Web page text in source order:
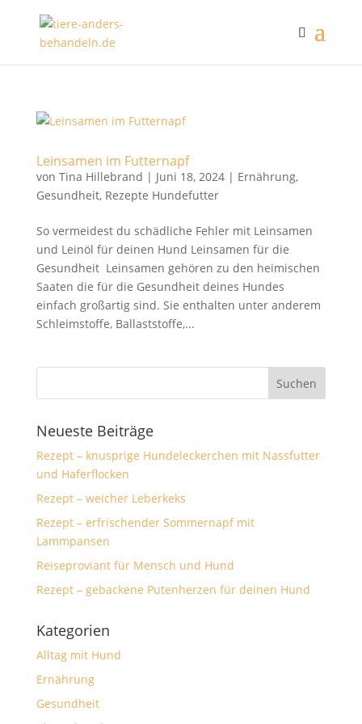
Leinsamen im Futternapf
von Tina Hillebrand | Juni 18, 2024| Ernährung,
Gesundheit, Rezepte Hundefutter
So vermeidest du schädliche Fehler mit Leinsamen
und Leinöl für deinen Hund Leinsamen für die
Gesundheit Leinsamen gehören zu den heimischen
Saaten die für die Gesundheit deines Hundes
einfach großartig sind. Sie enthalten unter anderem
Schleimstoffe, Ballaststoffe,...
Neueste Beiträge
Rezept – knusprige Hundeleckerchen mit Nassfutter
und Haferflocken
Rezept – weicher Leberkeks
Rezept – erfrischender Sommernapf mit
Lammpansen
Reiseproviant für Mensch und Hund
Rezept – gebackene Putenherzen für deinen Hund
Kategorien
Alltag mit Hund
Ernährung
Gesundheit